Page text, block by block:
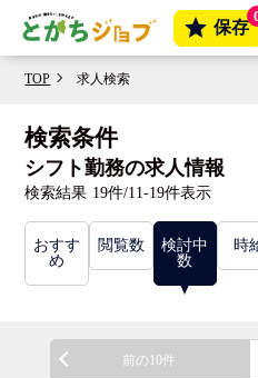
保存
TOP 求人検索
検索条件
シフト勤務の求人情報
検索結果 19件/11-19件表示
おすす
め
閲覧数
検討中
数
時
前の10件